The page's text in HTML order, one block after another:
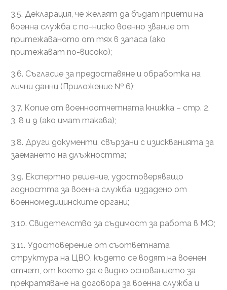
3.5. Декларация, че желаят да бъдат приети на
военна служба с по-ниско военно звание от
притежаваното от тях в запаса (ако
притежават по-високо);
3.6. Съгласие за предоставяне и обработка на
лични данни (Приложение № 6);
3.7. Копие от военноотчетната книжка – стр. 2,
3, 8 и 9 (ако имат такава);
3.8. Други документи, свързани с изискванията за
заемането на длъжността;
3.9. Експертно решение, удостоверяващо
годността за военна служба, издадено от
военномедицинските органи;
3.10. Свидетелство за съдимост за работа в МО;
3.11. Удостоверение от съответната
структура на ЦВО, където се водят на военен
отчет, от което да е видно основанието за
прекратяване на договора за военна служба и